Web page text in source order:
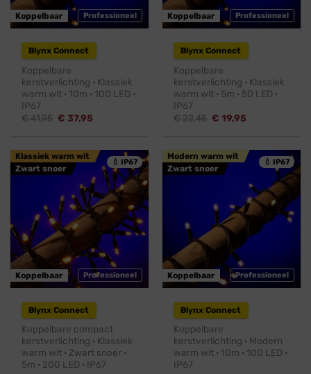
Professioneel
Koppelbaar
Blynx Connect
Koppelbare
kerstverlichting · Klassiek
warm wit · 10m · 100 LED ·
IP67
€41,95 Oorspronkelijke
€ 37,95
Professioneel
Koppelbaar
Blynx Connect
Koppelbare
kerstverlichting · Klassiek
warm wit · 5m · 50 LED ·
IP67
€22,45 Oorspronkelijke
€ 19,95
💧 IP67
Professioneel
Klassiek warm wit
Zwart snoer
Koppelbaar
Blynx Connect
Koppelbare compact
kerstverlichting · Klassiek
warm wit · Zwart snoer ·
5m · 200 LED · IP67
💧 IP67
Professioneel
Modern warm wit
Zwart snoer
Koppelbaar
Blynx Connect
Koppelbare
kerstverlichting · Modern
warm wit · 10m · 100 LED ·
IP67